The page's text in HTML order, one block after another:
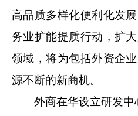
高品质多样化便利化发
务业扩能提质行动，扩
领域，将为包括外资企
源不断的新商机。
外商在华设立研发中